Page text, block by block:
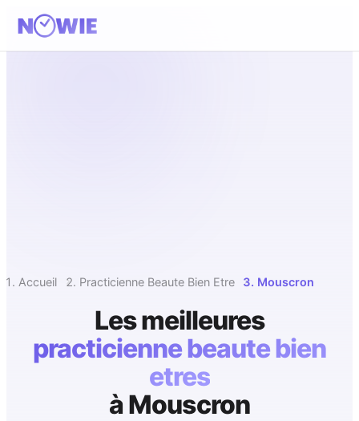
Accueil Practicienne Beaute Bien Etre Mouscron
Les meilleures
practicienne beaute bien
etres
àMouscron